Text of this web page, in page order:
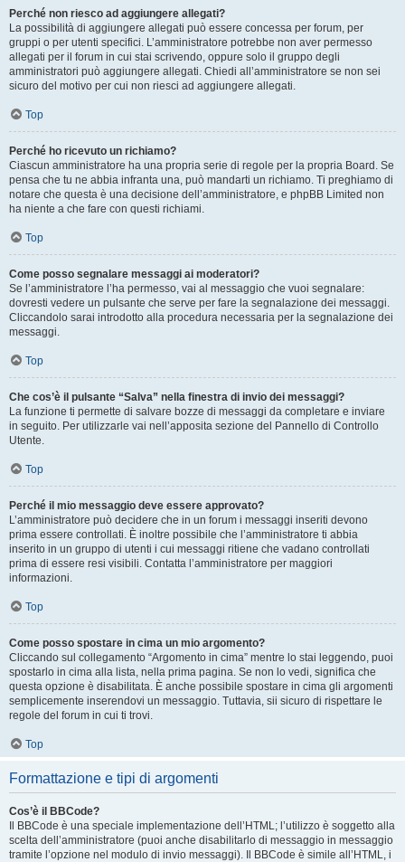
Perché non riesco ad aggiungere allegati?
La possibilità di aggiungere allegati può essere concessa per forum, per
gruppi o per utenti specifici. L’amministratore potrebbe non aver permesso
allegati per il forum in cui stai scrivendo, oppure solo il gruppo degli
amministratori può aggiungere allegati. Chiedi all’amministratore se non sei
sicuro del motivo per cui non riesci ad aggiungere allegati.
Top
Perché ho ricevuto un richiamo?
Ciascun amministratore ha una propria serie di regole per la propria Board. Se
pensa che tu ne abbia infranta una, può mandarti un richiamo. Ti preghiamo di
notare che questa è una decisione dell’amministratore, e phpBB Limited non
ha niente a che fare con questi richiami.
Top
Come posso segnalare messaggi ai moderatori?
Se l’amministratore l’ha permesso, vai al messaggio che vuoi segnalare:
dovresti vedere un pulsante che serve per fare la segnalazione dei messaggi.
Cliccandolo sarai introdotto alla procedura necessaria per la segnalazione dei
messaggi.
Top
Che cos’è il pulsante “Salva” nella finestra di invio dei messaggi?
La funzione ti permette di salvare bozze di messaggi da completare e inviare
in seguito. Per utilizzarle vai nell’apposita sezione del Pannello di Controllo
Utente.
Top
Perché il mio messaggio deve essere approvato?
L’amministratore può decidere che in un forum i messaggi inseriti devono
prima essere controllati. È inoltre possibile che l’amministratore ti abbia
inserito in un gruppo di utenti i cui messaggi ritiene che vadano controllati
prima di essere resi visibili. Contatta l’amministratore per maggiori
informazioni.
Top
Come posso spostare in cima un mio argomento?
Cliccando sul collegamento “Argomento in cima” mentre lo stai leggendo, puoi
spostarlo in cima alla lista, nella prima pagina. Se non lo vedi, significa che
questa opzione è disabilitata. È anche possibile spostare in cima gli argomenti
semplicemente inserendovi un messaggio. Tuttavia, sii sicuro di rispettare le
regole del forum in cui ti trovi.
Top
Formattazione e tipi di argomenti
Cos’è il BBCode?
Il BBCode è una speciale implementazione dell’HTML; l’utilizzo è soggetto alla
scelta dell’amministratore (puoi anche disabilitarlo di messaggio in messaggio
tramite l’opzione nel modulo di invio messaggi). Il BBCode è simile all’HTML, i